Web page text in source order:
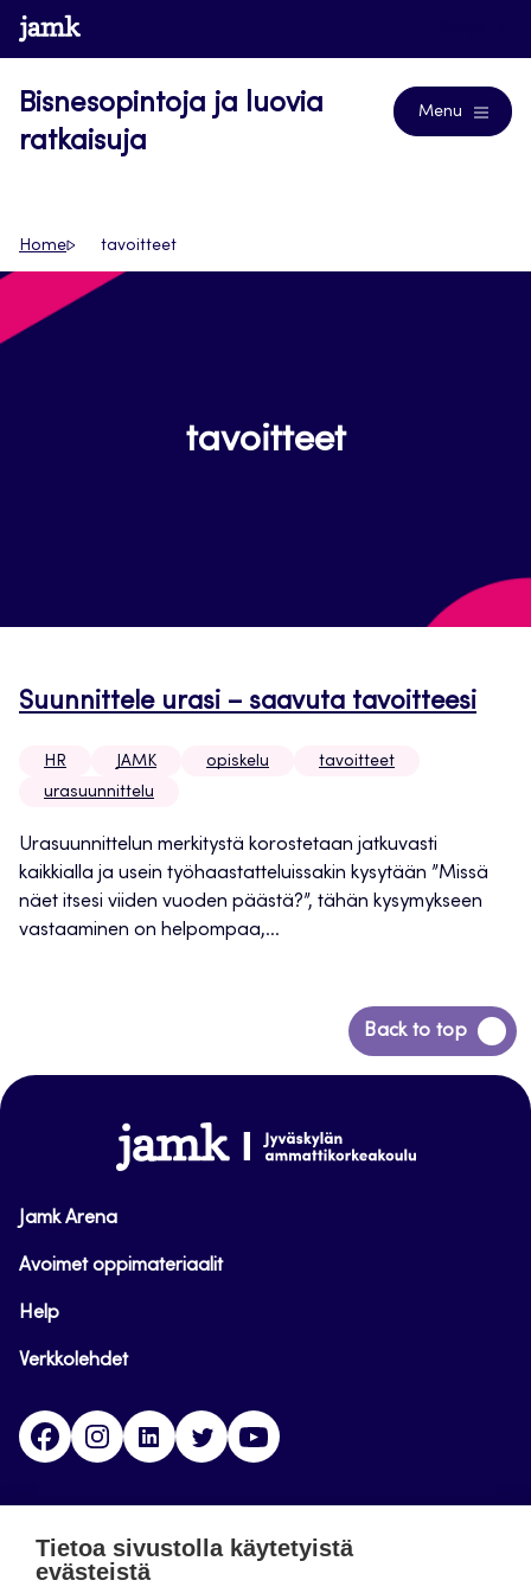
Siirry
suoraan
www.jamk.fi
Bisnesopintoja ja luovia
ratkaisuja
Menu
Home tavoitteet
tavoitteet
Suunnittele urasi – saavuta tavoitteesi
HR JAMK opiskelu
tavoitteet
urasuunnittelu
Urasuunnittelun merkitystä korostetaan jatkuvasti
kaikkialla ja usein työhaastatteluissakin kysytään ”Missä
näet itsesi viiden vuoden päästä?”, tähän kysymykseen
vastaaminen on helpompaa,...
Back to top
Siirry
takaisin
www.jamk.fi
Jamk Arena
Avoimet oppimateriaalit
Help
Verkkolehdet
FacebookInstagramLinkedinTwitter
Tietoa sivustolla käytetyistä
evästeistä